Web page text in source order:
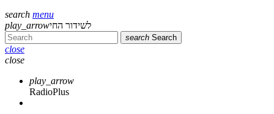
search menu
play_arrowלשידור החי
search Search
close
close
play_arrow
RadioPlus